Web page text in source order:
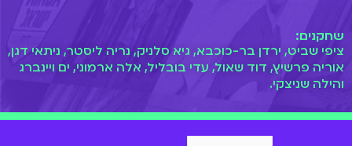
שחקנים:
ציפי שביט, ירדן בר-כוכבא, גיא סלניק, נריה ליסטר, ניתאי דגן,
אוריה פרשיץ, דוד שאול, עדי בובליל, אלה ארמוני, ים ויינברג
והילה שניצקי.